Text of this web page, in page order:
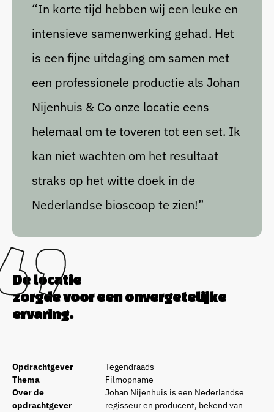
“In korte tijd hebben wij een leuke en
intensieve samenwerking gehad. Het
is een fijne uitdaging om samen met
een professionele productie als Johan
Nijenhuis & Co onze locatie eens
helemaal om te toveren tot een set. Ik
kan niet wachten om het resultaat
straks op het witte doek in de
Nederlandse bioscoop te zien!”
De locatie
zorgde voor een onvergetelijke
ervaring.
Opdrachtgever
Tegendraads
Thema
Filmopname
Over de
opdrachtgever
Johan Nijenhuis is een Nederlandse
regisseur en producent, bekend van